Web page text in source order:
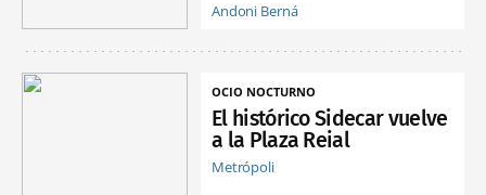
Andoni Berná
OCIO NOCTURNO
El histórico Sidecar vuelve
a la Plaza Reial
Metrópoli